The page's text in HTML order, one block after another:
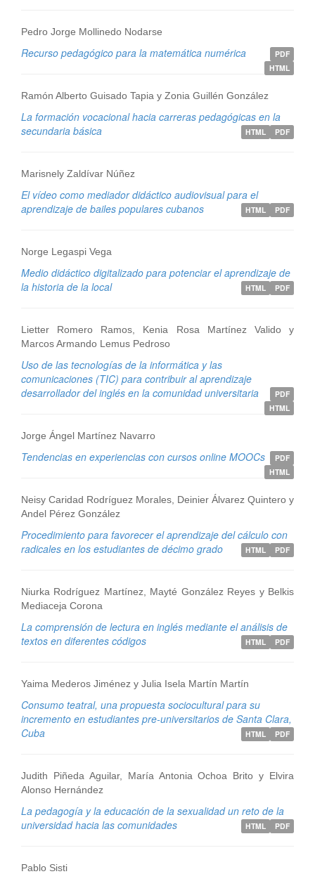
Pedro Jorge Mollinedo Nodarse
Recurso pedagógico para la matemática numérica
PDF
HTML
Ramón Alberto Guisado Tapia y Zonia Guillén González
La formación vocacional hacia carreras pedagógicas en la
secundaria básica
PDF
HTML
Marisnely Zaldívar Núñez
El vídeo como mediador didáctico audiovisual para el
aprendizaje de bailes populares cubanos
PDF
HTML
Norge Legaspi Vega
Medio didáctico digitalizado para potenciar el aprendizaje de
la historia de la local
PDF
HTML
Lietter Romero Ramos, Kenia Rosa Martínez Valido y
Marcos Armando Lemus Pedroso
Uso de las tecnologías de la informática y las
comunicaciones (TIC) para contribuir al aprendizaje
desarrollador del inglés en la comunidad universitaria
PDF
HTML
Jorge Ángel Martínez Navarro
Tendencias en experiencias con cursos online MOOCs
PDF
HTML
Neisy Caridad Rodríguez Morales, Deinier Álvarez Quintero y
Andel Pérez González
Procedimiento para favorecer el aprendizaje del cálculo con
radicales en los estudiantes de décimo grado
PDF
HTML
Niurka Rodríguez Martínez, Mayté González Reyes y Belkis
Mediaceja Corona
La comprensión de lectura en inglés mediante el análisis de
textos en diferentes códigos
PDF
HTML
Yaima Mederos Jiménez y Julia Isela Martín Martín
Consumo teatral, una propuesta sociocultural para su
incremento en estudiantes pre-universitarios de Santa Clara,
Cuba
PDF
HTML
Judith Piñeda Aguilar, María Antonia Ochoa Brito y Elvira
Alonso Hernández
La pedagogía y la educación de la sexualidad un reto de la
universidad hacia las comunidades
PDF
HTML
Pablo Sisti